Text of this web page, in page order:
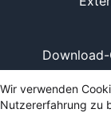
Wir verwenden
Nutzererfahrung zu